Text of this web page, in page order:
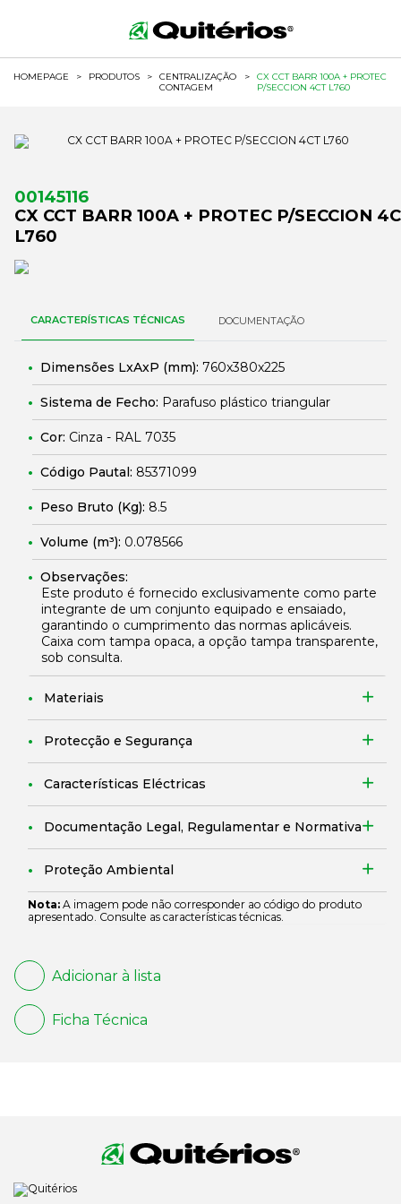
HOMEPAGE > PRODUTOS >
CENTRALIZAÇÃO
CONTAGEM
>
CX CCT BARR 100A + PROTEC
P/SECCION 4CT L760
00145116
CX CCT BARR 100A + PROTEC P/SECCION
L760
CARACTERÍSTICAS TÉCNICAS DOCUMENTAÇÃO
Dimensões LxAxP (mm): 760x380x225
Sistema de Fecho: Parafuso plástico triangular
Cor: Cinza - RAL 7035
Código Pautal: 85371099
Peso Bruto (Kg): 8.5
Volume (m³): 0.078566
Observações:
Este produto é fornecido exclusivamente como parte
integrante de um conjunto equipado e ensaiado,
garantindo o cumprimento das normas aplicáveis.
Caixa com tampa opaca, a opção tampa transparente,
sob consulta.
Materiais
Protecção e Segurança
Características Eléctricas
Documentação Legal, Regulamentar e Normativa
Proteção Ambiental
Nota: A imagem pode não corresponder ao código do produto
apresentado. Consulte as características técnicas.
Adicionar à lista
Ficha Técnica